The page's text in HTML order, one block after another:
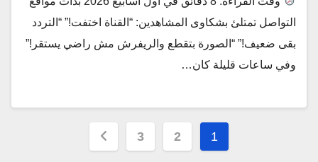
التواصل تمتلئ بشكاوى المشاهدين: “القناة اختفت!” “التردد
بقى ضعيف!” “الصورة بتقطع والريفرش مش راضي يستقر!”
وفي ساعات قليلة كان…
تعدد
1
2
3